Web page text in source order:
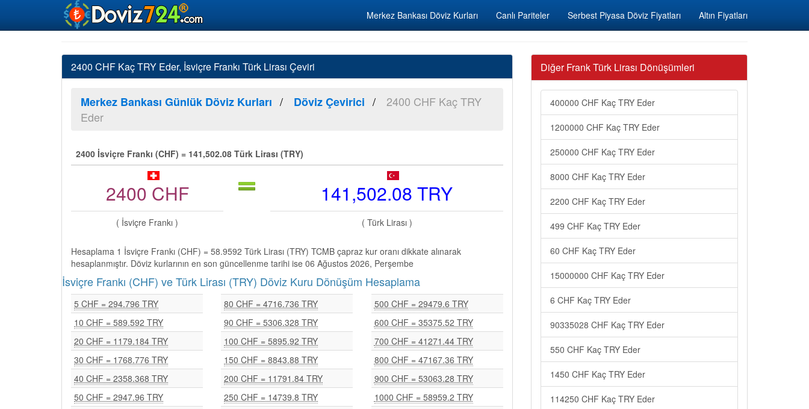
Merkez Bankası Döviz Kurları Canlı Pariteler Serbest Piyasa Döviz Fiyatları Altın Fiyatları
2400 CHF Kaç TRY Eder, İsviçre Frankı Türk Lirası Çeviri
Merkez Bankası Günlük Döviz Kurları Döviz Çevirici
2400 CHF Kaç TRY
Eder
2400 İsviçre Frankı (CHF) = 141,502.08 Türk Lirası (TRY)
2400 CHF 141,502.08 TRY
( İsviçre Frankı ) ( Türk Lirası )
Hesaplama 1 İsviçre Frankı (CHF) = 58.9592 Türk Lirası (TRY) TCMB çapraz kur oranı dikkate alınarak
hesaplanmıştır. Döviz kurlarının en son güncellenme tarihi ise 06 Ağustos 2026, Perşembe
İsviçre Frankı (CHF) ve Türk Lirası (TRY) Döviz Kuru Dönüşüm Hesaplama
5 CHF = 294.796 TRY
10 CHF = 589.592 TRY
20 CHF = 1179.184 TRY
30 CHF = 1768.776 TRY
40 CHF = 2358.368 TRY
50 CHF = 2947.96 TRY
80 CHF = 4716.736 TRY
90 CHF = 5306.328 TRY
100 CHF = 5895.92 TRY
150 CHF = 8843.88 TRY
200 CHF = 11791.84 TRY
250 CHF = 14739.8 TRY
500 CHF = 29479.6 TRY
600 CHF = 35375.52 TRY
700 CHF = 41271.44 TRY
800 CHF = 47167.36 TRY
900 CHF = 53063.28 TRY
1000 CHF = 58959.2 TRY
Diğer Frank Türk Lirası Dönüşümleri
400000 CHF Kaç TRY Eder
1200000 CHF Kaç TRY Eder
250000 CHF Kaç TRY Eder
8000 CHF Kaç TRY Eder
2200 CHF Kaç TRY Eder
499 CHF Kaç TRY Eder
60 CHF Kaç TRY Eder
15000000 CHF Kaç TRY Eder
6 CHF Kaç TRY Eder
90335028 CHF Kaç TRY Eder
550 CHF Kaç TRY Eder
1450 CHF Kaç TRY Eder
114250 CHF Kaç TRY Eder